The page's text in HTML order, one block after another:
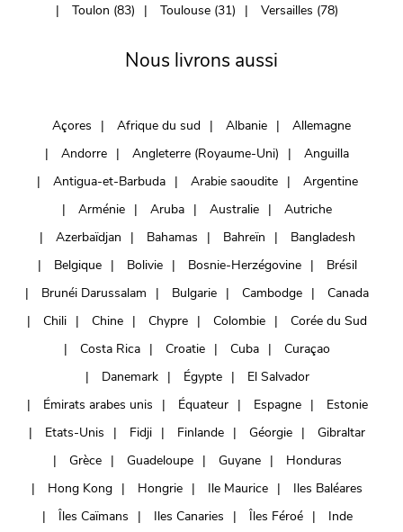
Toulon (83)
Toulouse (31) Versailles (78)
Nous livrons aussi
Açores Afrique du sud Albanie
Allemagne
Andorre
Angleterre (Royaume-Uni)
Anguilla
Antigua-et-Barbuda
Arabie saoudite
Argentine
Arménie
Aruba Australie
Autriche
Azerbaïdjan
Bahamas Bahreïn
Bangladesh
Belgique
Bolivie Bosnie-Herzégovine
Brésil
Brunéi Darussalam
Bulgarie Cambodge
Canada
Chili
Chine Chypre Colombie
Corée du Sud
Costa Rica
Croatie Cuba
Curaçao
Danemark
Égypte
El Salvador
Émirats arabes unis
Équateur Espagne
Estonie
Etats-Unis
Fidji Finlande Géorgie
Gibraltar
Grèce
Guadeloupe Guyane
Honduras
Hong Kong
Hongrie Ile Maurice
Iles Baléares
Îles Caïmans
Iles Canaries Îles Féroé
Inde